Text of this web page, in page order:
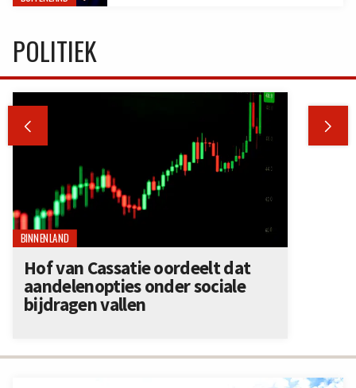
POLITIEK
 
BINNENLAND
Hof van Cassatie oordeelt dat
aandelenopties onder sociale
bijdragen vallen